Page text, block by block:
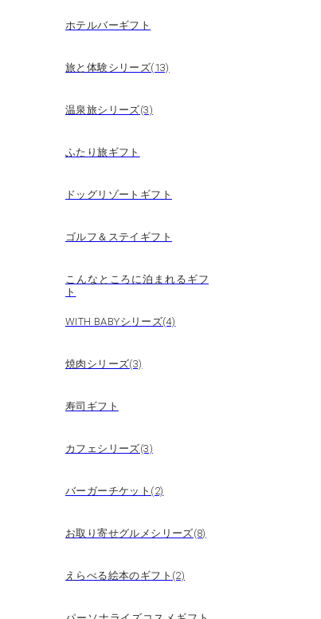
ホテルバーギフト
旅と体験シリーズ(13)
温泉旅シリーズ(3)
ふたり旅ギフト
ドッグリゾートギフト
ゴルフ＆ステイギフト
こんなところに泊まれるギフ
ト
WITH BABYシリーズ(4)
焼肉シリーズ(3)
寿司ギフト
カフェシリーズ(3)
バーガーチケット(2)
お取り寄せグルメシリーズ(8)
えらべる絵本のギフト(2)